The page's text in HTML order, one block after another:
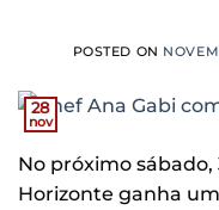
POSTED ON
28
nov
No próximo
Horizonte ganha